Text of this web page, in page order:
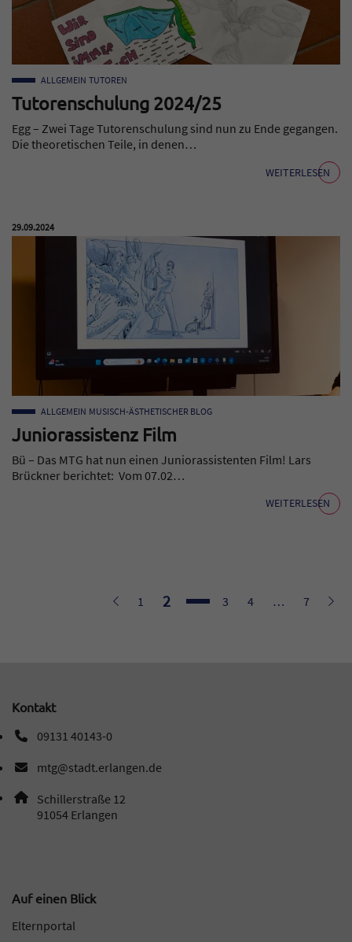
Tutorenschulung 2024/25
ALLGEMEIN TUTOREN
Egg – Zwei Tage Tutorenschulung sind nun zu Ende gegangen.
Die theoretischen Teile, in denen…
WEITERLESEN
Veröffentlicht am:
29.09.2024
Juniorassistenz Film
ALLGEMEIN MUSISCH-ÄSTHETISCHER BLOG
Bü – Das MTG hat nun einen Juniorassistenten Film! Lars
Brückner berichtet: Vom 07.02…
WEITERLESEN
ZurückSeite
1 Seite
2 Seite
3 Seite
4 … Seite
7
Kontakt
09131 40143-0
Telefonnummer: 0 9 1 3 1 4 0 1 4 3 0
mtg@stadt.erlangen.de
E-Mail Adresse: mtg@stadt.erlangen.de
Adresse:
Schillerstraße 12
91054 , 9 1 0 5 4
Erlangen
Auf einen Blick
Elternportal